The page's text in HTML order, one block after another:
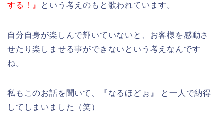
する！』
という考えのもと歌われています。
自分自身が楽しんで輝いていないと、お客様を感動さ
せたり楽しませる事ができないという考えなんです
ね。
私もこのお話を聞いて、『なるほどぉ』 と一人で納得
してしまいました（笑）